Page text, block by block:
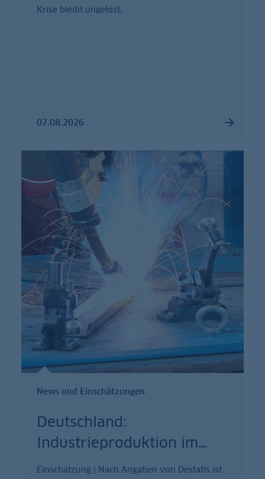
Krise bleibt ungelöst.
07.08.2026
News und Einschätzungen
Deutschland:
Industrieproduktion im…
Einschätzung | Nach Angaben von Destatis ist